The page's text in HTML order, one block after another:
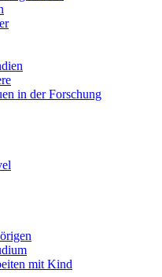
in der Forschung
mit Kind